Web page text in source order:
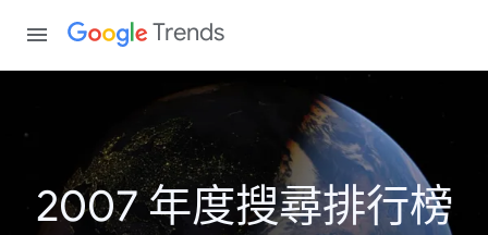
Trends
2007 年度搜尋排行榜